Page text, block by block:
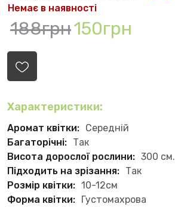
Немає в наявності
188грн150грн
Характеристики:
Аромат квітки: Середній
Багаторічні: Так
Висота дорослої рослини: 300 см.
Підходить на зрізання: Так
Розмір квітки: 10-12см
Форма квітки: Густомахрова